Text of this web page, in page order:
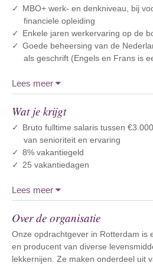
MBO+ werk- en denkniveau, bij
financiele opleiding
Enkele jaren werkervaring op de
Goede beheersing van de
als geschrift (Engels en Frans is
Lees meer
Wat je krijgt
Bruto fulltime salaris tussen
van senioriteit en ervaring
8% vakantiegeld
25 vakantiedagen
Lees meer
Over de organisatie
Onze opdrachtgever in Rotterdam is
en producent van diverse
lekkernijen. Ze maken onderdeel uit